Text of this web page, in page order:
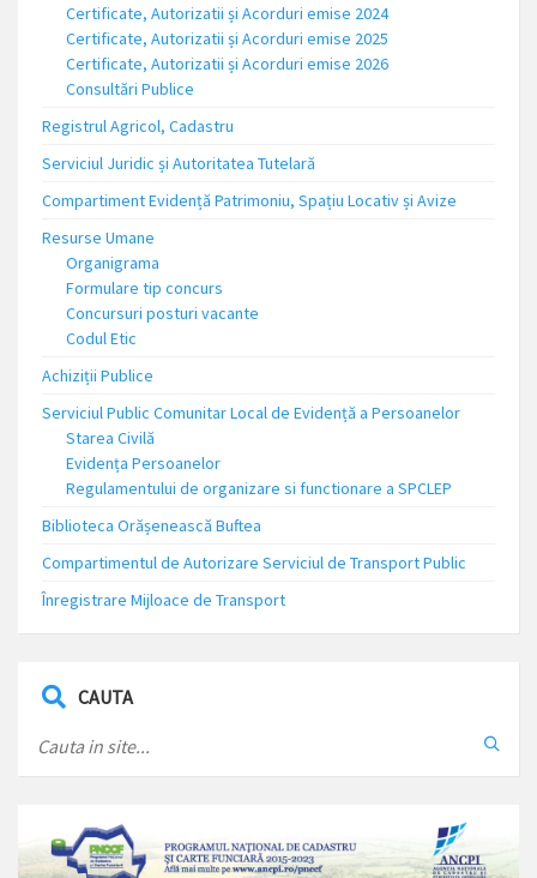
Certificate, Autorizatii și Acorduri emise 2024
Certificate, Autorizatii și Acorduri emise 2025
Certificate, Autorizatii și Acorduri emise 2026
Consultări Publice
Registrul Agricol, Cadastru
Serviciul Juridic și Autoritatea Tutelară
Compartiment Evidență Patrimoniu, Spațiu Locativ și Avize
Resurse Umane
Organigrama
Formulare tip concurs
Concursuri posturi vacante
Codul Etic
Achiziții Publice
Serviciul Public Comunitar Local de Evidență a Persoanelor
Starea Civilă
Evidența Persoanelor
Regulamentului de organizare si functionare a SPCLEP
Biblioteca Orășenească Buftea
Compartimentul de Autorizare Serviciul de Transport Public
Înregistrare Mijloace de Transport
CAUTA